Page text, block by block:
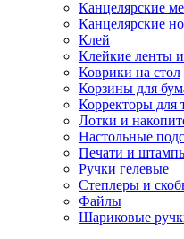
Канцелярские
Канцелярские
Клей
Клейкие ленты
Коврики на стол
Корзины для
Корректоры для
Лотки и
Настольные
Печати и
Ручки гелевые
Степлеры и
Файлы
Шариковые